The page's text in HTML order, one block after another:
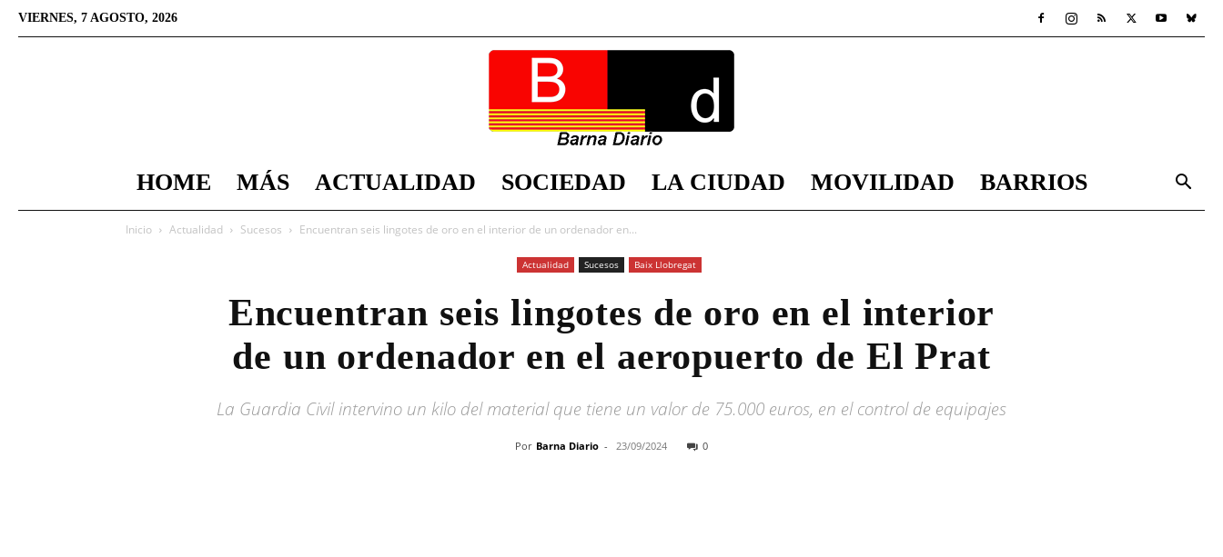
VIERNES, 7 AGOSTO, 2026
Diario
HOME MÁS ACTUALIDAD SOCIEDAD LA CIUDAD MOVILIDAD BARRIOS
Inicio Actualidad Sucesos Encuentran seis lingotes de oro en el interior de un ordenador en...
Actualidad Sucesos Baix Llobregat
Encuentran seis lingotes de oro en el interior
de un ordenador en el aeropuerto de El Prat
La Guardia Civil intervino un kilo del material que tiene un valor de 75.000 euros, en el control de equipajes
Por Barna Diario - 23/09/2024 0